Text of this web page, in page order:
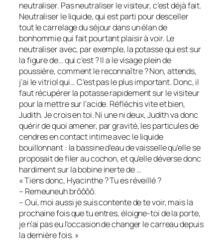
neutraliser. Pas neutraliser le visiteur, c’est déjà fait.
Neutraliser le liquide, qui est parti pour desceller
tout le carrelage du séjour dans un élan de
bonhommie qui fait pourtant plaisir à voir. Le
neutraliser avec, par exemple, la potasse qui est sur
la figure de… qui c’est ? Il a le visage plein de
poussière, comment le reconnaître ? Non, attends,
j’ai le vitriol qui… C’est pas le plus important. Donc, il
faut récupérer la potasse rapidement sur le visiteur
pour la mettre sur l’acide. Réfléchis vite et bien,
Judith. Je crois en toi. Ni une ni deux, Judith va donc
quérir de quoi amener, par gravité, les particules de
cendres en contact intime avec le liquide
bouillonnant : la bassine d’eau de vaisselle qu’elle se
proposait de filer au cochon, et qu’elle déverse donc
hardiment sur la bobine inerte de …
« Tiens donc, Hyacinthe ? Tu es réveillé ?
– Remeuneuh brôôôô.
– Oui, moi aussi je suis contente de te voir, mais la
prochaine fois que tu entres, éloigne-toi de la porte,
je n’ai pas eu l’occasion de changer le carreau depuis
la dernière fois. »